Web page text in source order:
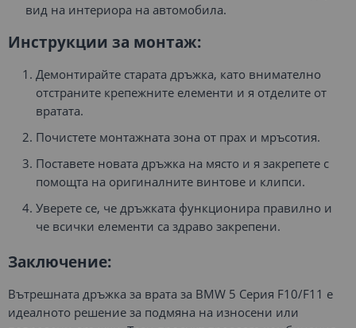
вид на интериора на автомобила.
Инструкции за монтаж:
Демонтирайте старата дръжка, като внимателно
отстраните крепежните елементи и я отделите от
вратата.
Почистете монтажната зона от прах и мръсотия.
Поставете новата дръжка на място и я закрепете с
помощта на оригиналните винтове и клипси.
Уверете се, че дръжката функционира правилно и
че всички елементи са здраво закрепени.
Заключение:
Вътрешната дръжка за врата за BMW 5 Серия F10/F11 е
идеалното решение за подмяна на износени или